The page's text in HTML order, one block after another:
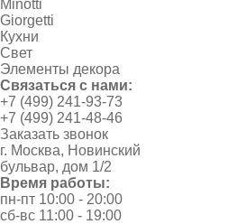
Minotti
Giorgetti
Кухни
Свет
Элементы декора
Связаться с нами:
+7 (499) 241-93-73
+7 (499) 241-48-46
Заказать звонок
г. Москва, Новинский
бульвар, дом 1/2
Время работы:
пн-пт 10:00 - 20:00
сб-вс 11:00 - 19:00